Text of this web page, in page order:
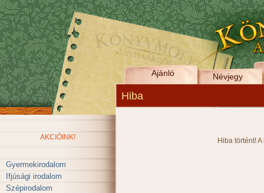
Ajánló Névjegy
Hiba
AKCIÓINK!
Gyermekirodalom
Ifjúsági irodalom
Szépirodalom
Hiba történt!